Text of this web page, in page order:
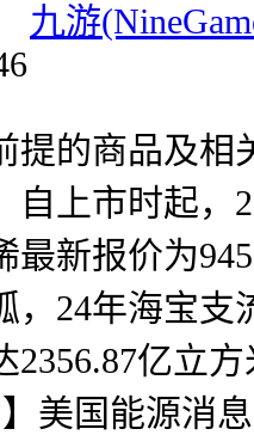
九游
商品及相关
自上市时起，
最新报价为
，24年海宝支
2356.87亿立
美国能源消